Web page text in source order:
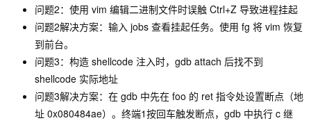
问题2：使用 vim 编辑二进制文件时误触 Ctrl+Z 导致进程挂起
问题2解决方案：输入 jobs 查看挂起任务。使用 fg 将 vim 恢复
到前台。
问题3：构造 shellcode 注入时，gdb attach 后找不到
shellcode 实际地址
问题3解决方案：在 gdb 中先在 foo 的 ret 指令处设置断点（地
址 0x080484ae）。终端1按回车触发断点，gdb 中执行 c 继